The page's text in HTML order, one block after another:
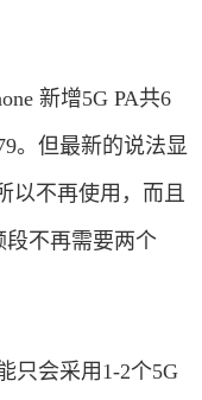
新增5G PA共6
。但最新的说法显
以不再使用，而且
段不再需要两个
只会采用1-2个5G